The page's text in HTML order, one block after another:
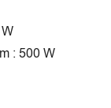
: 500 W